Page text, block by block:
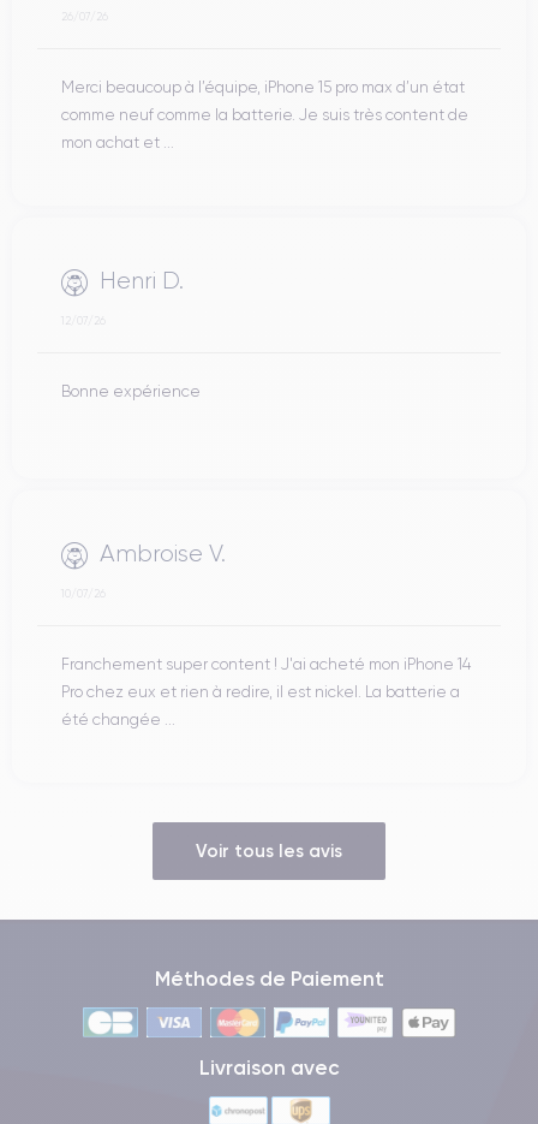
26/07/26
Merci beaucoup à l’équipe, iPhone 15 pro max d’un état
comme neuf comme la batterie. Je suis très content de
mon achat et ...
Henri D.
12/07/26
Bonne expérience
Ambroise V.
10/07/26
Franchement super content ! J'ai acheté mon iPhone 14
Pro chez eux et rien à redire, il est nickel. La batterie a
été changée ...
Voir tous les avis
Méthodes de Paiement
Livraison avec